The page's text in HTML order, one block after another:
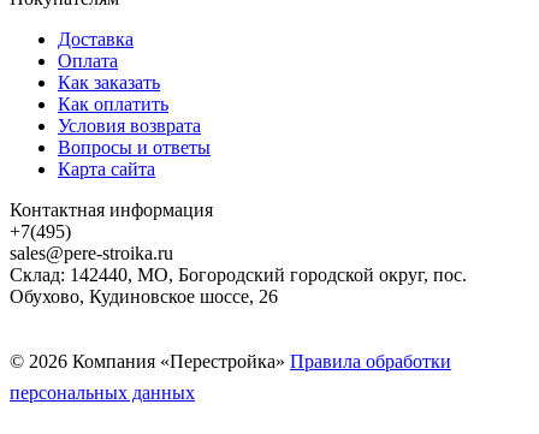
Доставка
Оплата
Как заказать
Как оплатить
Условия возврата
Вопросы и ответы
Карта сайта
Контактная информация
+7(495)
sales@pere-stroika.ru
Склад: 142440, МО, Богородский городской округ, пос.
Обухово, Кудиновское шоссе, 26
© 2026 Компания «Перестройка» Правила обработки
персональных данных